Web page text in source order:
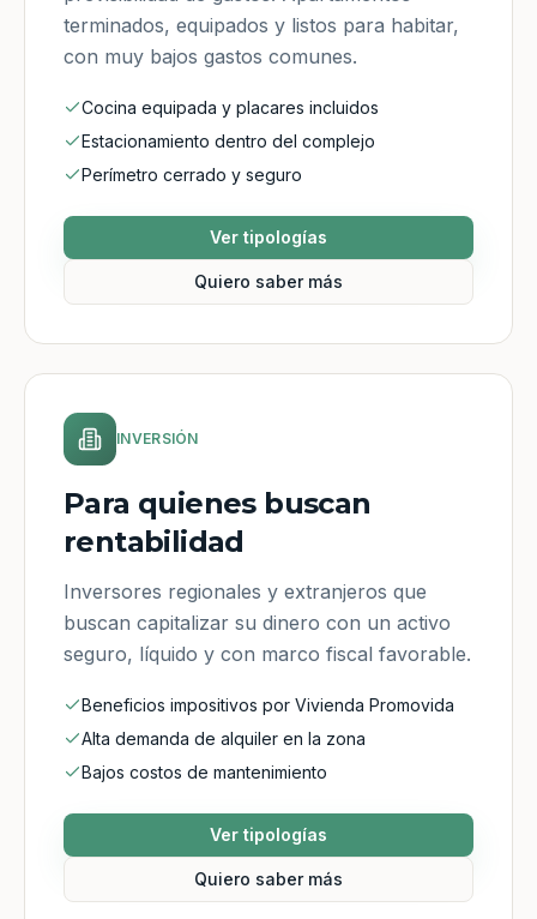
terminados, equipados y listos para habitar,
con muy bajos gastos comunes.
Cocina equipada y placares incluidos
Estacionamiento dentro del complejo
Perímetro cerrado y seguro
Ver tipologías
Quiero saber más
INVERSIÓN
Para quienes buscan
rentabilidad
Inversores regionales y extranjeros que
buscan capitalizar su dinero con un activo
seguro, líquido y con marco fiscal favorable.
Beneficios impositivos por Vivienda Promovida
Alta demanda de alquiler en la zona
Bajos costos de mantenimiento
Ver tipologías
Quiero saber más